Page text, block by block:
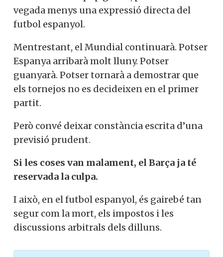
vegada menys una expressió directa del
futbol espanyol.
Mentrestant, el Mundial continuarà. Potser
Espanya arribarà molt lluny. Potser
guanyarà. Potser tornarà a demostrar que
els tornejos no es decideixen en el primer
partit.
Però convé deixar constància escrita d’una
previsió prudent.
Si les coses van malament, el Barça ja té
reservada la culpa.
I això, en el futbol espanyol, és gairebé tan
segur com la mort, els impostos i les
discussions arbitrals dels dilluns.